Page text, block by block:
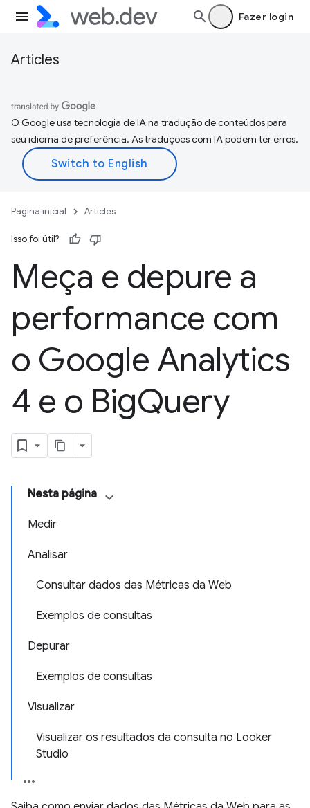
Fazer login
Articles
O Google usa tecnologia de IA na tradução de conteúdos para
seu idioma de preferência. As traduções com IA podem ter erros.
Página inicial Articles
Isso foi útil?
Meça e depure a
performance com
o Google Analytics
4 e o BigQuery
Nesta página
Medir
Analisar
Consultar dados das Métricas da Web
Exemplos de consultas
Depurar
Exemplos de consultas
Visualizar
Visualizar os resultados da consulta no Looker
Studio